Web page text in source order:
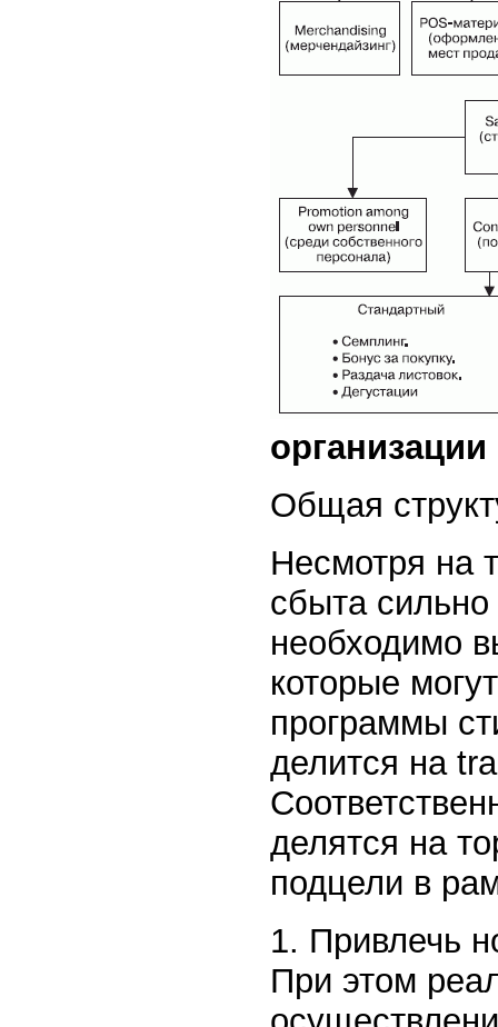
организации
Общая
Несмотря на
сбыта сильно
необходимо
которые
программы
делится на
делятся на
подцели в
1. Привлечь
При этом